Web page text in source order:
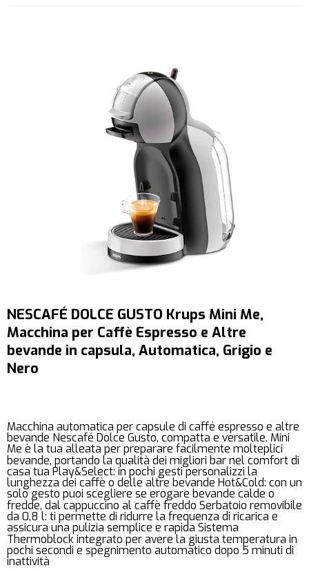
NESCAFÉ DOLCE GUSTO Krups Mini Me,
Macchina per Caffè Espresso e Altre
bevande in capsula, Automatica, Grigio e
Nero
Macchina automatica per capsule di caffé espresso e altre
bevande Nescafé Dolce Gusto, compatta e versatile. Mini
Me è la tua alleata per preparare facilmente molteplici
bevande, portando la qualità dei migliori bar nel comfort di
casa tua Play&Select: in pochi gesti personalizzi la
lunghezza dei caffè o delle altre bevande Hot&Cold: con un
solo gesto puoi scegliere se erogare bevande calde o
fredde, dal cappuccino al caffè freddo Serbatoio removibile
da 0,8 l: ti permette di ridurre la frequenza di ricarica e
assicura una pulizia semplice e rapida Sistema
Thermoblock integrato per avere la giusta temperatura in
pochi secondi e spegnimento automatico dopo 5 minuti di
inattività